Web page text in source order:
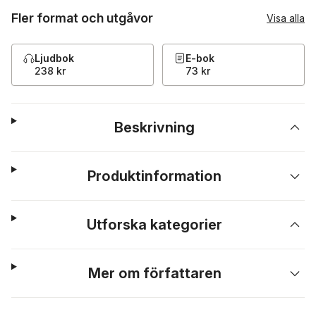
Fler format och utgåvor Visa alla
Ljudbok
238 kr
E-bok
73 kr
Beskrivning
Produktinformation
Utforska kategorier
Mer om författaren